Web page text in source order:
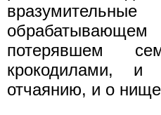
потерявшем
крокодилами, и
отчаянию, и о